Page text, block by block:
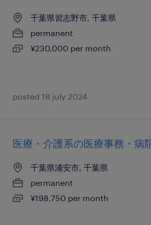
千葉県習志野市, 千葉県
permanent
¥230,000 per month
posted 18 july 2024
医療・介護系の医療事務・病
千葉県浦安市, 千葉県
permanent
¥198,750 per month